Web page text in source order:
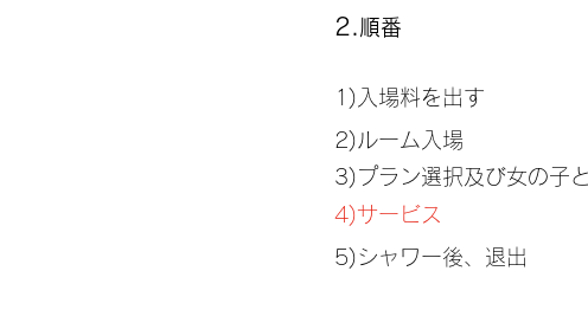
2. 順番
1)入場料を出す
2)ルーム入場
3)プラン選択及び女の子
4)サービス
5)シャワー後、退出